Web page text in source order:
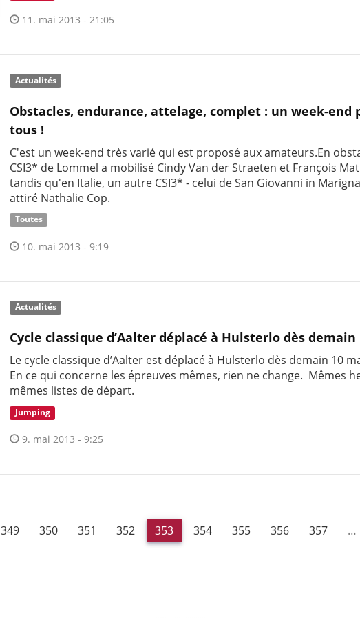
11. mai 2013 - 21:05
Actualités
Obstacles, endurance, attelage, complet : un week-end
tous !
C'est un week-end très varié qui est proposé aux amateurs.En
CSI3* de Lommel a mobilisé Cindy Van der Straeten et François
tandis qu'en Italie, un autre CSI3* - celui de San Giovanni in
attiré Nathalie Cop.
Toutes
10. mai 2013 - 9:19
Actualités
Cycle classique d’Aalter déplacé à Hulsterlo dès demain
Le cycle classique d’Aalter est déplacé à Hulsterlo dès demain 10
En ce qui concerne les épreuves mêmes, rien ne change. Mêmes
mêmes listes de départ.
Jumping
9. mai 2013 - 9:25
349 350 351 352 353 354 355 356 357
…